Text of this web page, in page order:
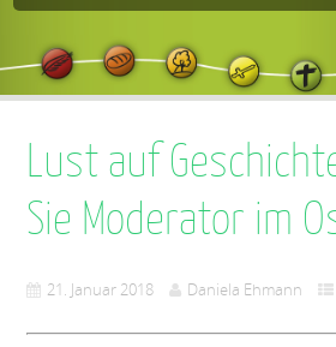
Lust auf
Sie Moderator im
21. Januar 2018 Daniela Ehmann